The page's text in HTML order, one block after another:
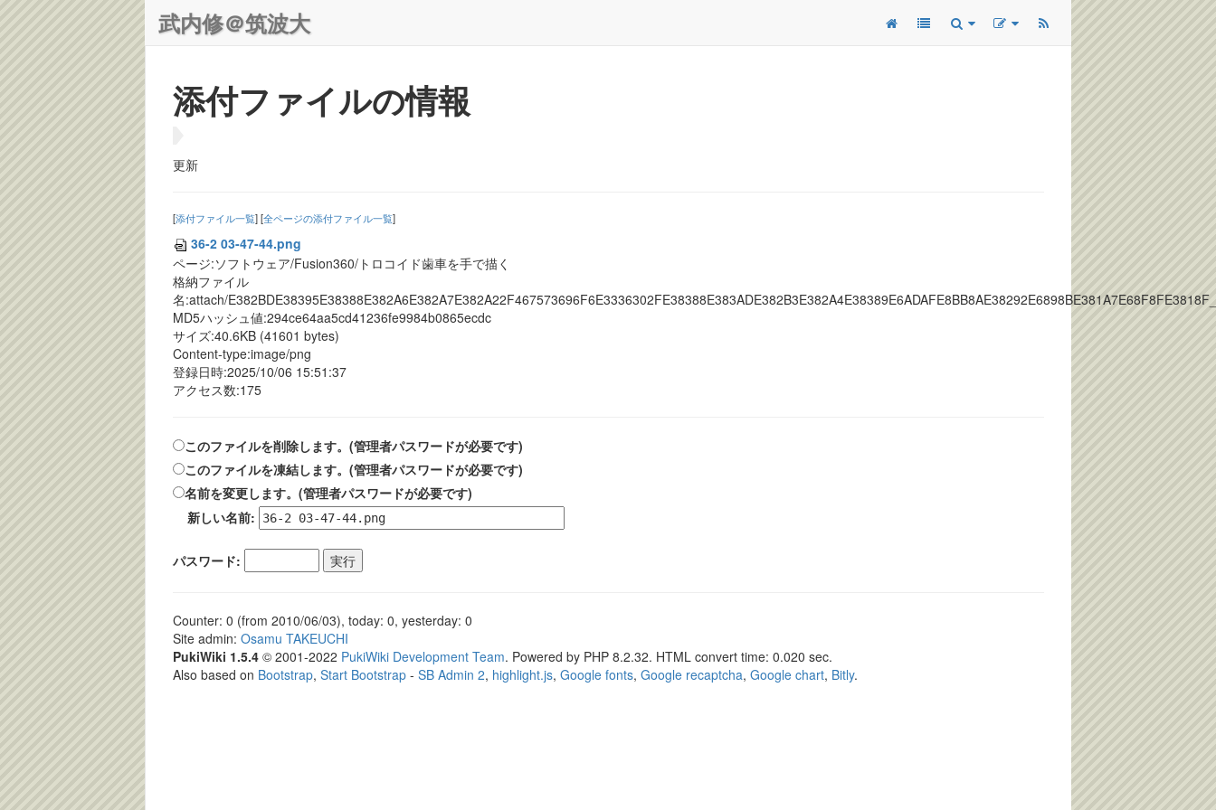
武内修＠筑波大
添付ファイルの情報
更新
[添付ファイル一覧] [全ページの添付ファイル一覧]
36-2 03-47-44.png
ページ:ソフトウェア/Fusion360/トロコイド歯車を手で描く
格納ファイル
名:attach/
MD5ハッシュ値:294ce64aa5cd41236fe9984b0865ecdc
サイズ:40.6KB (41601 bytes)
Content-type:image/png
登録日時:2025/10/06 15:51:37
アクセス数:175
このファイルを削除します。(管理者パスワードが必要です)
このファイルを凍結します。(管理者パスワードが必要です)
名前を変更します。(管理者パスワードが必要です)
新しい名前:
パスワード:
Counter: 0 (from 2010/06/03), today: 0, yesterday: 0
Site admin: Osamu TAKEUCHI
PukiWiki 1.5.4 © 2001-2022 PukiWiki Development Team. Powered by PHP 8.2.32. HTML convert time: 0.020 sec.
Also based on Bootstrap, Start Bootstrap - SB Admin 2, highlight.js, Google fonts, Google recaptcha, Google chart, Bitly.